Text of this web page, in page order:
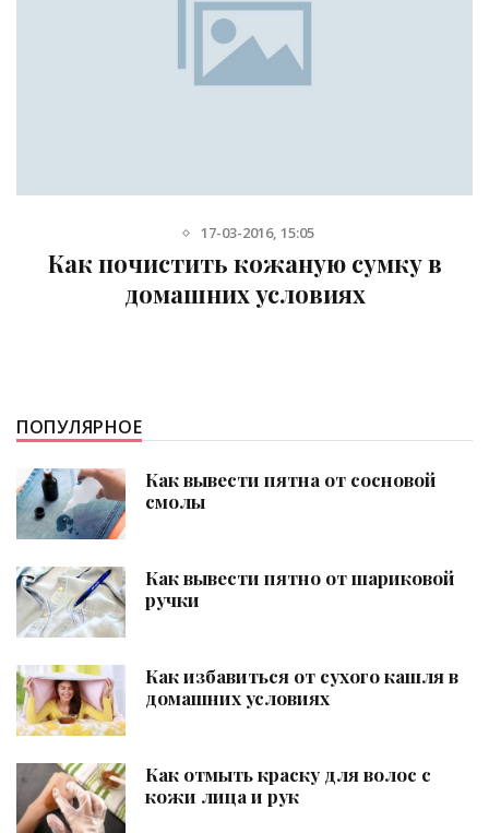
17-03-2016, 15:05
Как почистить кожаную сумку в
домашних условиях
ПОПУЛЯРНОЕ
Как вывести пятна от сосновой
смолы
Как вывести пятно от шариковой
ручки
Как избавиться от сухого кашля в
домашних условиях
Как отмыть краску для волос с
кожи лица и рук